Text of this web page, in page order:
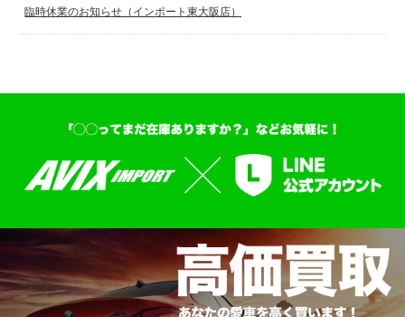
臨時休業のお知らせ（インポート東大阪店）